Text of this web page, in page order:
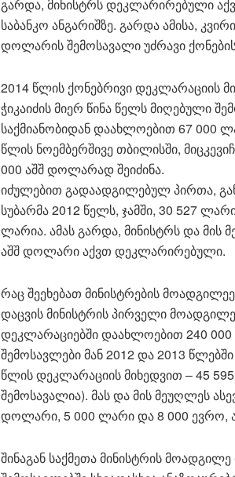
გარდა, მინისტრს დეკლარირებული
საბანკო ანგარიშზე. გარდა ამისა,
დოლარის შემოსავალი უძრავი
2014 წლის ქონებრივი დეკლარაციის
ჭიკაიძის მიერ წინა წელს მიღებული
საქმიანობიდან დაახლოებით 67 000
წლის ნოემბერშივე თბილისში,
000 აშშ დოლარად შეიძინა.
იძულებით გადაადგილებულ პირთა,
სუბარმა 2012 წელს, ჯამში, 30 527
ლარია. ამას გარდა, მინისტრს და მის
აშშ დოლარი აქვთ დეკლარირებული.
რაც შეეხებათ მინისტრების
დაცვის მინისტრის პირველი
დეკლარაციებში დაახლოებით 240
შემოსავლები მან 2012 და 2013
წლის დეკლარაციის მიხედვით – 45
შემოსავალია). მას და მის მეუღლეს
დოლარი, 5 000 ლარი და 8 000 ევრო,
შინაგან საქმეთა მინისტრის